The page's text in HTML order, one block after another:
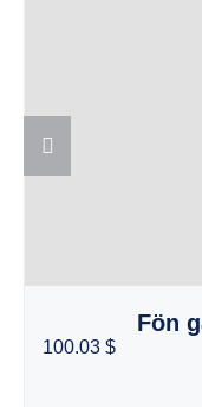
Fön
100.03 $